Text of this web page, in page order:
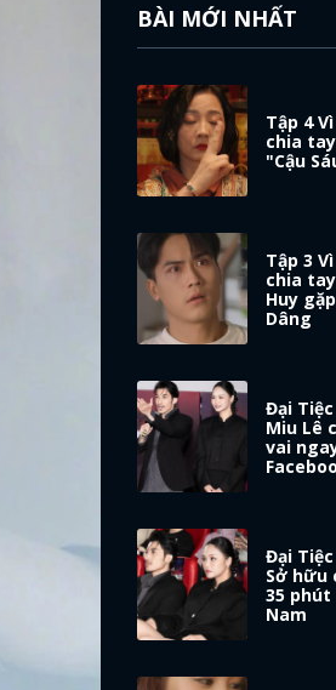
BÀI MỚI NHẤT
Tập 4
chia
"Cậu
Tập 3
chia
Huy
Dâng
Đại
Miu Lê
vai
Đại
Sở hữu
35
Nam